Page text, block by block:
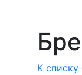
К списку